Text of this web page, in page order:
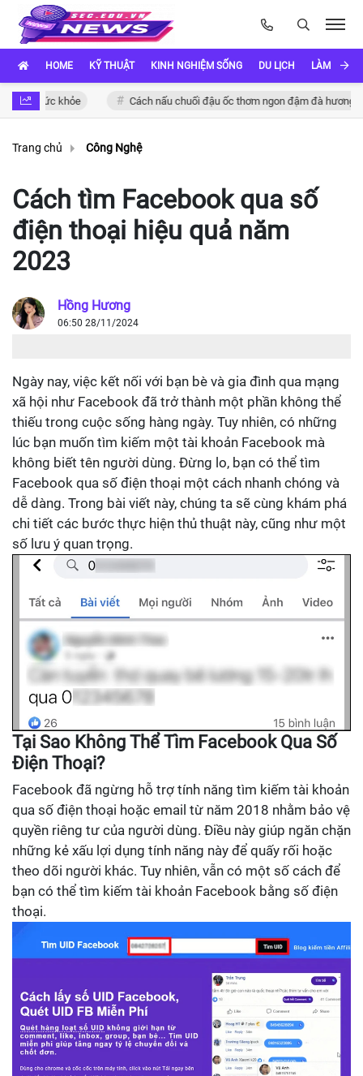
HOME KỸ THUẬT KINH NGHIỆM SỐNG DU LỊCH LÀM ĐẸP
sức khỏe Cách nấu chuối đậu ốc thơm ngon đậm đà hương vị Việt
Trang chủ Công Nghệ
Cách tìm Facebook qua số
điện thoại hiệu quả năm
2023
Hồng Hương
06:50 28/11/2024
Ngày nay, việc kết nối với bạn bè và gia đình qua mạng
xã hội như Facebook đã trở thành một phần không thể
thiếu trong cuộc sống hàng ngày. Tuy nhiên, có những
lúc bạn muốn tìm kiếm một tài khoản Facebook mà
không biết tên người dùng. Đừng lo, bạn có thể tìm
Facebook qua số điện thoại một cách nhanh chóng và
dễ dàng. Trong bài viết này, chúng ta sẽ cùng khám phá
chi tiết các bước thực hiện thủ thuật này, cũng như một
số lưu ý quan trọng.
Tại Sao Không Thể Tìm Facebook Qua Số
Điện Thoại?
Facebook đã ngừng hỗ trợ tính năng tìm kiếm tài khoản
qua số điện thoại hoặc email từ năm 2018 nhằm bảo vệ
quyền riêng tư của người dùng. Điều này giúp ngăn chặn
những kẻ xấu lợi dụng tính năng này để quấy rối hoặc
theo dõi người khác. Tuy nhiên, vẫn có một số cách để
bạn có thể tìm kiếm tài khoản Facebook bằng số điện
thoại.